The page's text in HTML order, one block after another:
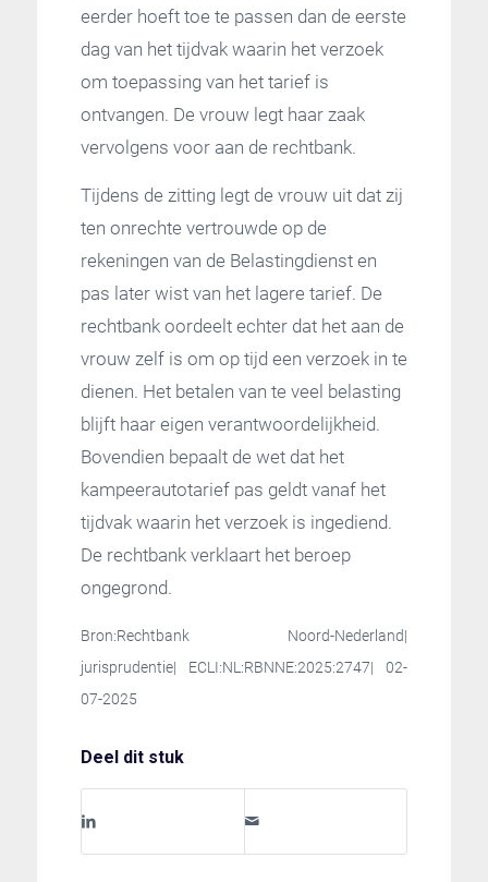
eerder hoeft toe te passen dan de eerste
dag van het tijdvak waarin het verzoek
om toepassing van het tarief is
ontvangen. De vrouw legt haar zaak
vervolgens voor aan de rechtbank.
Tijdens de zitting legt de vrouw uit dat zij
ten onrechte vertrouwde op de
rekeningen van de Belastingdienst en
pas later wist van het lagere tarief. De
rechtbank oordeelt echter dat het aan de
vrouw zelf is om op tijd een verzoek in te
dienen. Het betalen van te veel belasting
blijft haar eigen verantwoordelijkheid.
Bovendien bepaalt de wet dat het
kampeerautotarief pas geldt vanaf het
tijdvak waarin het verzoek is ingediend.
De rechtbank verklaart het beroep
ongegrond.
Bron:Rechtbank Noord-Nederland|
jurisprudentie| ECLI:NL:RBNNE:2025:2747| 02-
07-2025
Deel dit stuk